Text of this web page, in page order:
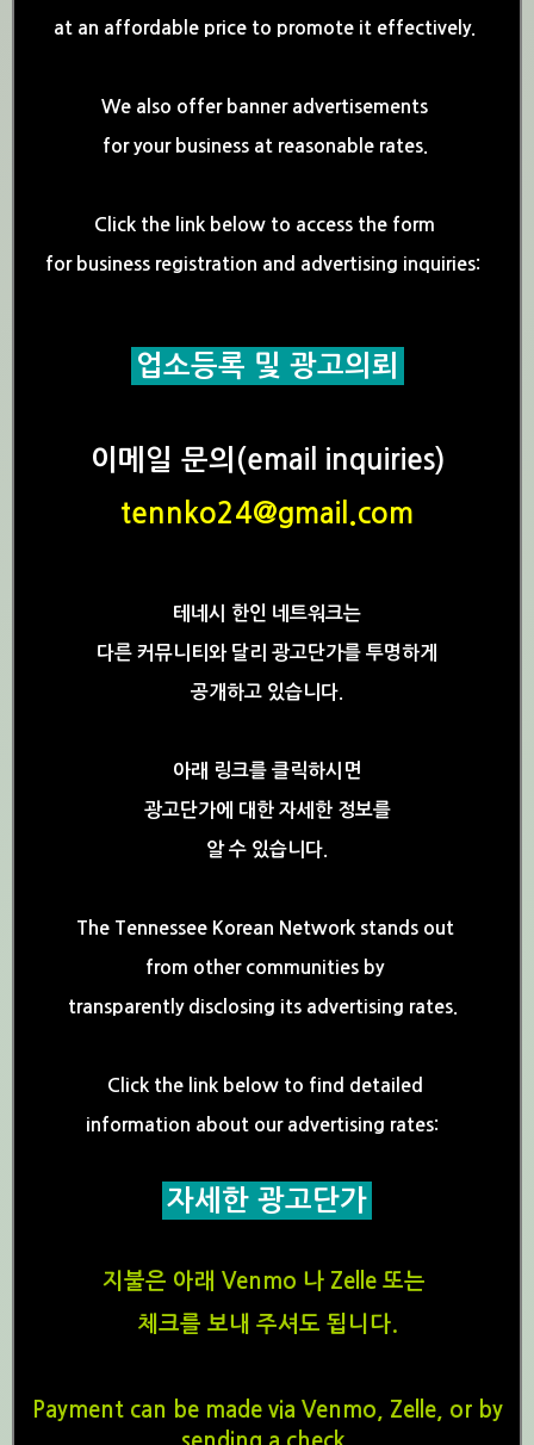
at an affordable price to promote it effectively.
We also offer banner advertisements
for your business at reasonable rates.
Click the link below to access the form
for business registration and advertising inquiries:
업소등록 및 광고의뢰
이메일 문의(email inquiries)
tennko24@gmail.com
테네시 한인 네트워크는
다른 커뮤니티와 달리 광고단가를 투명하게
공개하고 있습니다.
아래 링크를 클릭하시면
광고단가에 대한 자세한 정보를
알 수 있습니다.
The Tennessee Korean Network stands out
from other communities by
transparently disclosing its advertising rates.
Click the link below to find detailed
information about our advertising rates:
자세한 광고단가
지불은 아래 Venmo 나 Zelle 또는
체크를 보내 주셔도 됩니다.
Payment can be made via Venmo, Zelle, or by